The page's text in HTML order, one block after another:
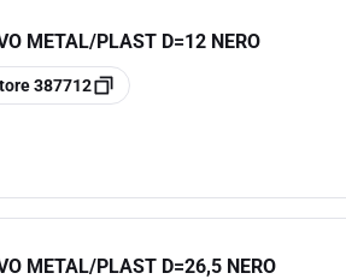
METAL/PLAST D=12 NERO
387712
METAL/PLAST D=26,5 NERO